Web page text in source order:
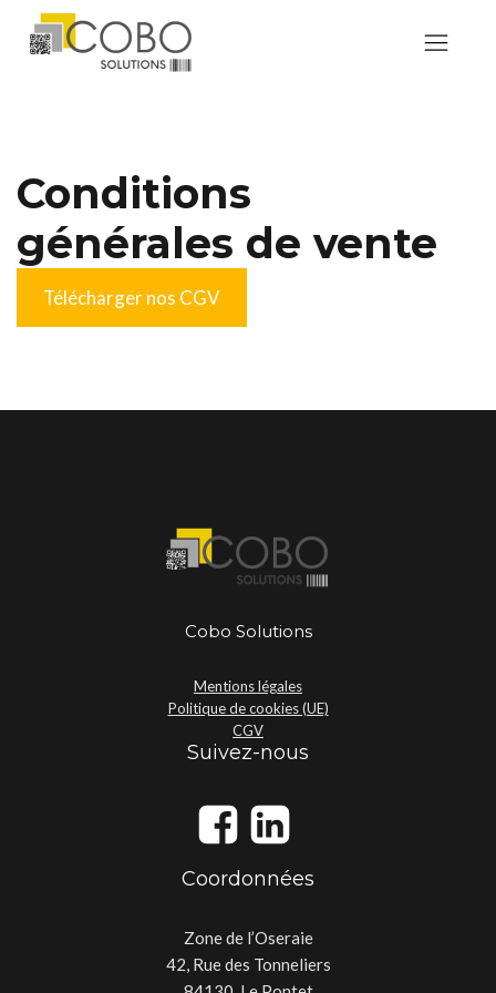
Conditions
générales de vente
Télécharger nos CGV
Cobo Solutions
Mentions légales
Politique de cookies (UE)
CGV
Suivez-nous
Coordonnées
Zone de l’Oseraie
42, Rue des Tonneliers